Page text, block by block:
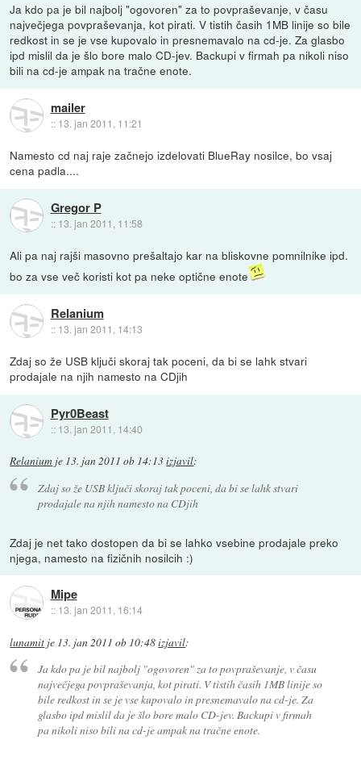
Ja kdo pa je bil najbolj "ogovoren" za to povpraševanje, v času
največjega povpraševanja, kot pirati. V tistih časih 1MB linije so bile
redkost in se je vse kupovalo in presnemavalo na cd-je. Za glasbo
ipd mislil da je šlo bore malo CD-jev. Backupi v firmah pa nikoli niso
bili na cd-je ampak na tračne enote.
mailer
:: 13. jan 2011, 11:21
Namesto cd naj raje začnejo izdelovati BlueRay nosilce, bo vsaj
cena padla....
Gregor P
:: 13. jan 2011, 11:58
Ali pa naj rajši masovno prešaltajo kar na bliskovne pomnilnike ipd.
bo za vse več koristi kot pa neke optične enote
Relanium
:: 13. jan 2011, 14:13
Zdaj so že USB ključi skoraj tak poceni, da bi se lahk stvari
prodajale na njih namesto na CDjih
Pyr0Beast
:: 13. jan 2011, 14:40
Relanium je 13. jan 2011 ob 14:13izjavil:
Zdaj so že USB ključi skoraj tak poceni, da bi se lahk stvari
prodajale na njih namesto na CDjih
Zdaj je net tako dostopen da bi se lahko vsebine prodajale preko
njega, namesto na fizičnih nosilcih :)
Mipe
:: 13. jan 2011, 16:14
lunamit je 13. jan 2011 ob 10:48izjavil:
Ja kdo pa je bil najbolj "ogovoren" za to povpraševanje, v času
največjega povpraševanja, kot pirati. V tistih časih 1MB linije so
bile redkost in se je vse kupovalo in presnemavalo na cd-je. Za
glasbo ipd mislil da je šlo bore malo CD-jev. Backupi v firmah
pa nikoli niso bili na cd-je ampak na tračne enote.